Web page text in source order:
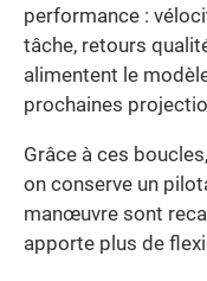
performance :
tâche, retours
alimentent le
prochaines
Grâce à ces
on conserve un
manœuvre sont
apporte plus de